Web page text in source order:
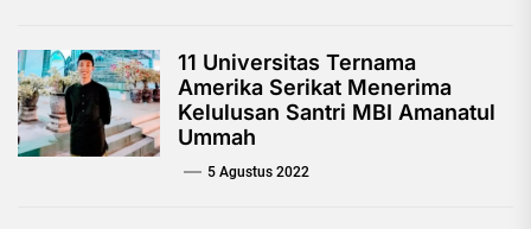
11 Universitas Ternama
Amerika Serikat Menerima
Kelulusan Santri MBI Amanatul
Ummah
5 Agustus 2022